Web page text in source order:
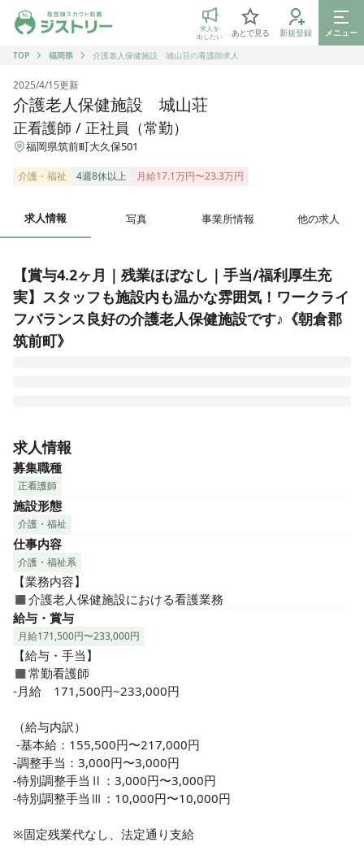
ジストリー 看護師の転職マッチング
求人を
出したい
あとで見る 新規登録
メニュー
TOP
福岡県 介護老人保健施設 城山荘の看護師求人
2025/4/15更新
介護老人保健施設 城山荘
正看護師 / 正社員（常勤）
福岡県筑前町大久保501
介護・福祉 4週8休以上 月給17.1万円〜23.3万円
求人情報 写真 事業所情報 他の求人
【賞与4.2ヶ月｜残業ほぼなし｜手当/福利厚生充
実】スタッフも施設内も温かな雰囲気！ワークライ
フバランス良好の介護老人保健施設です♪《朝倉郡
筑前町》
介護老人保健施設です。 在宅医療と入院治療の間に立ち、居
宅での生活をサポートをしています。「おもてなし」の気持
ちを込めて、利用者の方々を「ゲスト」呼んでいる心温かい
施設です♪
◼︎◼︎おすすめポイント◼︎◼︎
◇心あたたまる看護がしたい方にオススメです◇
◆スタッフはじめ施設内の雰囲気も温かいです♪
◆城山祭などイベントもたくさん行っており、地域の方々も
含め、みんなで現場を盛り上げています。
◆笑顔で過ごしていただけるよう、「おもてなし」の心を持
ってケアにあたっています♪
ゆっくりと丁寧で温かい看護がしたい方にはオススメです！
◆賞与4.2ヶ月分と高水準！住宅・家族手当など福利厚生充実
しています。
◆託児所があり、安心してお子様を預けて働けます♪
◆お子様の急な体調不良など、スタッフ同士理解があり、み
んなでフォローしあっている職場です♪
◇ご自身の時間も大切にしていただけます◇
求人情報
募集職種
正看護師
施設形態
介護・福祉
仕事内容
介護・福祉系
【業務内容】
◼︎介護老人保健施設における看護業務
給与・賞与
月給171,500円〜233,000円
【給与・手当】
◼︎常勤看護師
-月給　171,500円~233,000円
（給与内訳）
-調整手当：3,000円〜3,000円
-特別調整手当Ⅱ：3,000円〜3,000円
-特別調整手当Ⅲ：10,000円〜10,000円
※固定残業代なし、法定通り支給